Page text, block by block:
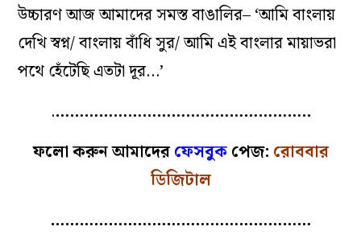
উচ্চারণ আজ আমাদের সমস্ত বাঙালির– ‘আমি বাংলায়
দেখি স্বপ্ন/ বাংলায় বাঁধি সুর/ আমি এই বাংলার মায়াভরা
পথে হেঁটেছি এতটা দূর…’
.……………………………………………..
ফলো করুন আমাদেরফেসবুকপেজ: রোববার
ডিজিটাল
………………………………………………